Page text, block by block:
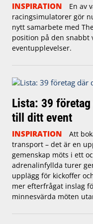
INSPIRATION
En av
racingsimulatorer gör
nytt samarbete med
position på den snabbt
eventupplevelser.
Lista: 39
till ditt event
INSPIRATION
Att
transport – det är en
gemenskap möts i ett
adrenalinfyllda turer
upplägg för kickoffer
mer efterfrågat inslag
minnesvärda möten